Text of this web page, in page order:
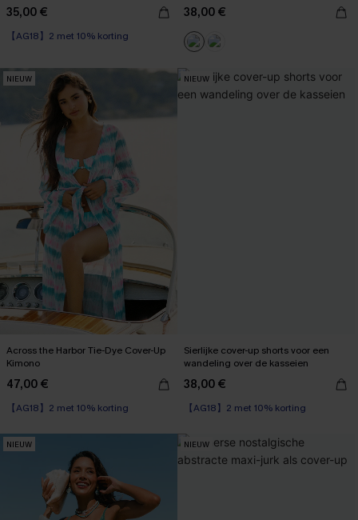
35,00 €
【AG18】2 met 10% korting
38,00 €
NIEUW
Across the Harbor Tie-Dye Cover-Up
Kimono
47,00 €
【AG18】2 met 10% korting
NIEUW
Sierlijke cover-up shorts voor een
wandeling over de kasseien
38,00 €
【AG18】2 met 10% korting
NIEUW NIEUW